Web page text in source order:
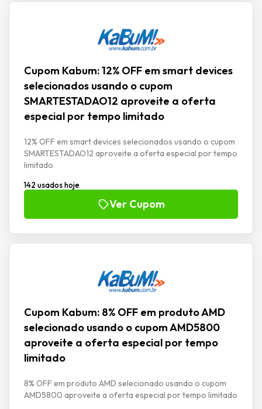
Cupom Kabum: 12% OFF em smart devices
selecionados usando o cupom
SMARTESTADAO12 aproveite a oferta
especial por tempo limitado
12% OFF em smart devices selecionados usando o cupom
SMARTESTADAO12 aproveite a oferta especial por tempo
limitado
142 usados hoje
Ver Cupom
Cupom Kabum: 8% OFF em produto AMD
selecionado usando o cupom AMD5800
aproveite a oferta especial por tempo
limitado
8% OFF em produto AMD selecionado usando o cupom
AMD5800 aproveite a oferta especial por tempo limitado